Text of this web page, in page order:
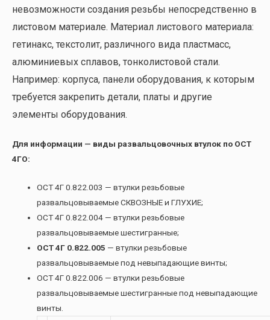
невозможности создания резьбы непосредственно в
листовом материале. Материал листового материала:
гетинакс, текстолит, различного вида пластмасс,
алюминиевых сплавов, тонколистовой стали.
Например: корпуса, панели оборудования, к которым
требуется закрепить детали, платы и другие
элементы оборудования.
Для информации — виды развальцовочных втулок по ОСТ
4ГО:
ОСТ 4Г 0.822.003 — втулки резьбовые
развальцовываемые СКВОЗНЫЕ и ГЛУХИЕ;
ОСТ 4Г 0.822.004 — втулки резьбовые
развальцовываемые шестигранные;
ОСТ 4Г 0.822.005 — втулки резьбовые
развальцовываемые под невыпадающие винты;
ОСТ 4Г 0.822.006 — втулки резьбовые
развальцовываемые шестигранные под невыпадающие
винты.